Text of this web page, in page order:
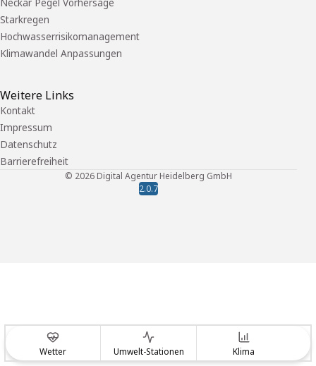
Neckar Pegel Vorhersage
Starkregen
Hochwasserrisikomanagement
Klimawandel Anpassungen
Weitere Links
Kontakt
Impressum
Datenschutz
Barrierefreiheit
© 2026 Digital Agentur Heidelberg GmbH
2.0.7
Wetter Umwelt-Stationen Klima